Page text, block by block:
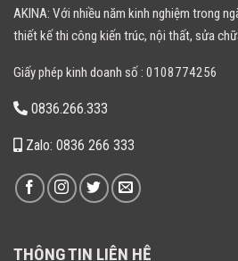
AKINA: Với nhiều năm kinh nghiệm trong
thiết kế thi công kiến trúc, nội thất, sửa
Giấy phép kinh doanh số : 0108774256
0836.266.333
Zalo: 0836 266 333
THÔNG TIN LIÊN HỆ